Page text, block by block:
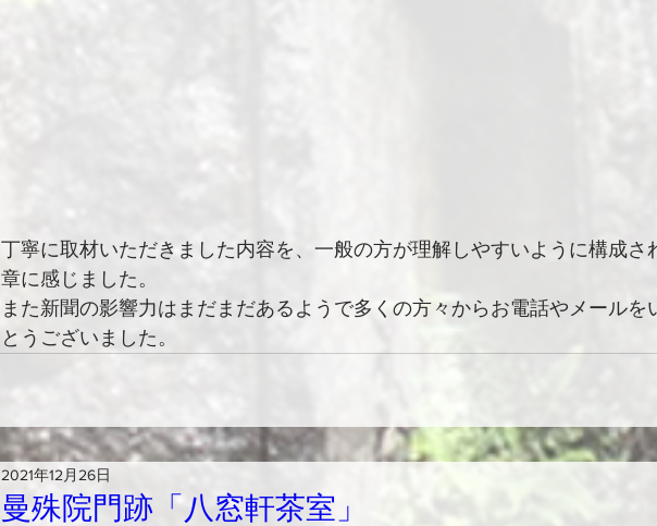
丁寧に取材いただきました内容を、一般の方が理解しやすいように構成さ
章に感じました。
また新聞の影響力はまだまだあるようで多くの方々からお電話やメールを
とうございました。
曼殊院門跡「八窓軒茶室」
2021年12月26日